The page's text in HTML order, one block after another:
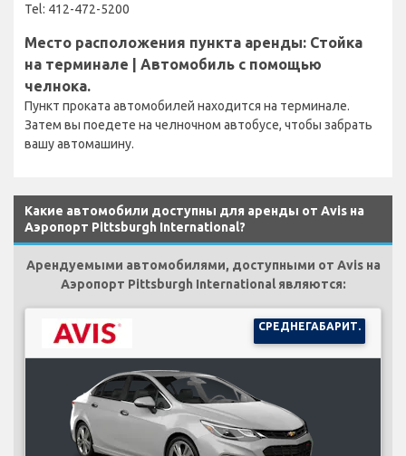
Tel: 412-472-5200
Место расположения пункта аренды: Стойка
на терминале | Автомобиль с помощью
челнока.
Пункт проката автомобилей находится на терминале.
Затем вы поедете на челночном автобусе, чтобы забрать
вашу автомашину.
Какие автомобили доступны для аренды от Avis на
Аэропорт Pittsburgh International?
Арендуемыми автомобилями, доступными от Avis на
Аэропорт Pittsburgh International являются:
СРЕДНЕГАБАРИТ.